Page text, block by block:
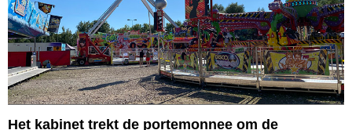
Het kabinet trekt de portemonnee om de